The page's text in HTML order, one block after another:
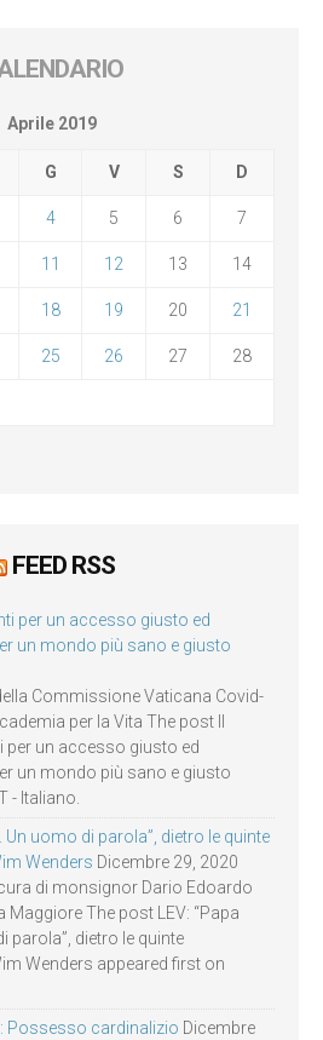
Aprile 2019
G V S D
4 5 6 7
11 12 13 14
18 19 20 21
25 26 27 28
FEED RSS
per un accesso giusto ed
un mondo più sano e giusto
Commissione Vaticana Covid-
per la Vita The post Il
un accesso giusto ed
un mondo più sano e giusto
- Italiano.
Un uomo di parola”, dietro le quinte
Wenders Dicembre 29, 2020
di monsignor Dario Edoardo
Maggiore The post LEV: “Papa
parola”, dietro le quinte
Wenders appeared first on
Possesso cardinalizio Dicembre